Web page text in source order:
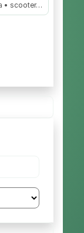
• scooter…